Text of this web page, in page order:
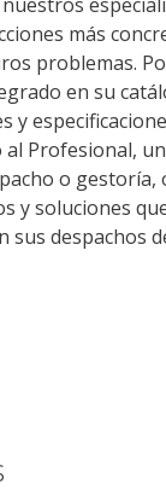
más
problemas.
en su
y
al Profesional,
o gestoría,
y soluciones
sus despachos